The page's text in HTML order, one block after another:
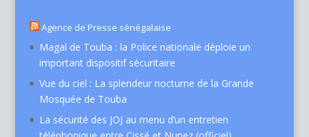
Agence de Presse sénégalaise
Magal de Touba : la Police nationale déploie un
important dispositif sécuritaire
Vue du ciel : La splendeur nocturne de la Grande
Mosquée de Touba
La sécurité des JOJ au menu d’un entretien